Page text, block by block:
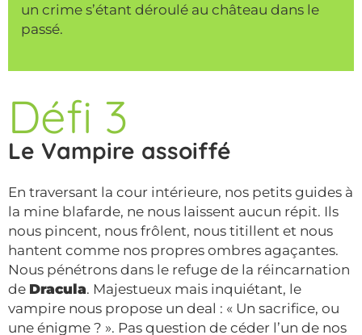
un crime s’étant déroulé au château dans le
passé.
Défi 3
Le Vampire assoiffé
En traversant la cour intérieure, nos petits guides à
la mine blafarde, ne nous laissent aucun répit. Ils
nous pincent, nous frôlent, nous titillent et nous
hantent comme nos propres ombres agaçantes.
Nous pénétrons dans le refuge de la réincarnation
de Dracula. Majestueux mais inquiétant, le
vampire nous propose un deal : « Un sacrifice, ou
une énigme ? ». Pas question de céder l’un de nos